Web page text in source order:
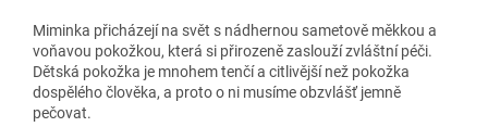
Miminka přicházejí na svět s nádhernou sametově měkkou a
voňavou pokožkou, která si přirozeně zaslouží zvláštní péči.
Dětská pokožka je mnohem tenčí a citlivější než pokožka
dospělého člověka, a proto o ni musíme obzvlášť jemně
pečovat.